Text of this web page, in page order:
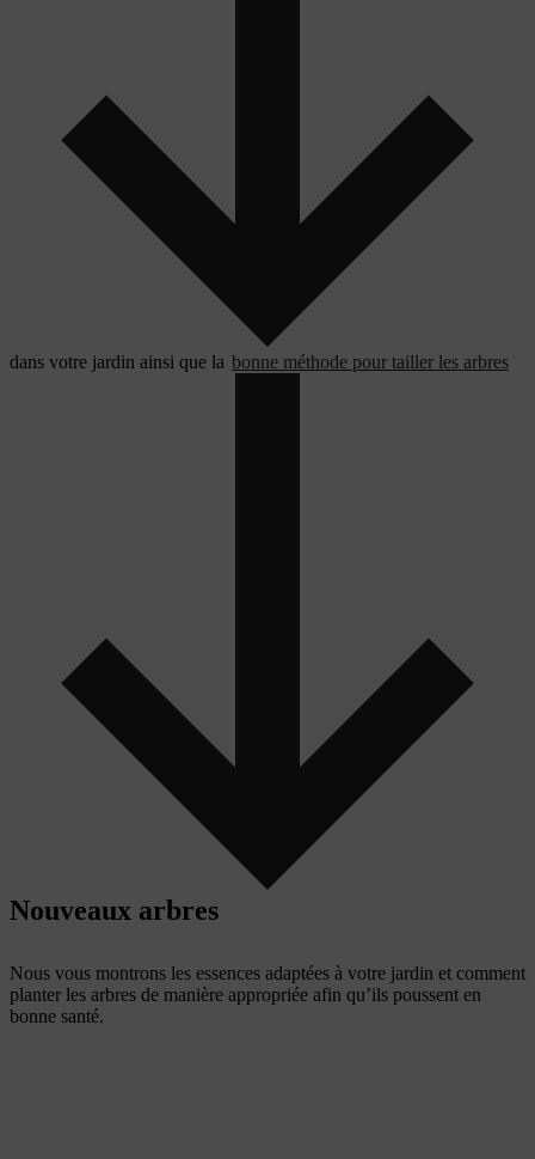
dans votre jardin ainsi que la bonne méthode pour tailler les arbres
Nouveaux arbres
Nous vous montrons les essences adaptées à votre jardin et comment
planter les arbres de manière appropriée afin qu’ils poussent en
bonne santé.